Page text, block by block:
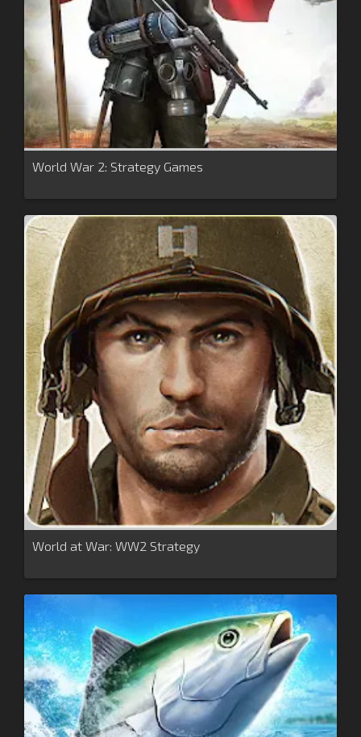
World War 2: Strategy Games
World at War: WW2 Strategy